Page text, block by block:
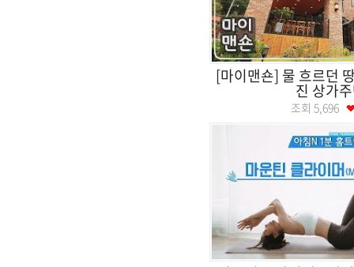
[마이맨숀] 물 흐르던
진 상가
조회 5,696